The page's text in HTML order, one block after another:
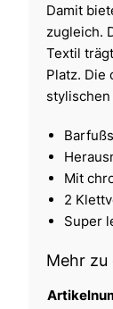
Damit
zugleich.
Textil
Platz. Die
stylischen
Mit
2
Super
Mehr zu